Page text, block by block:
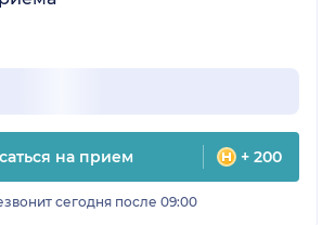
на прием + 200
сегодня после 09:00